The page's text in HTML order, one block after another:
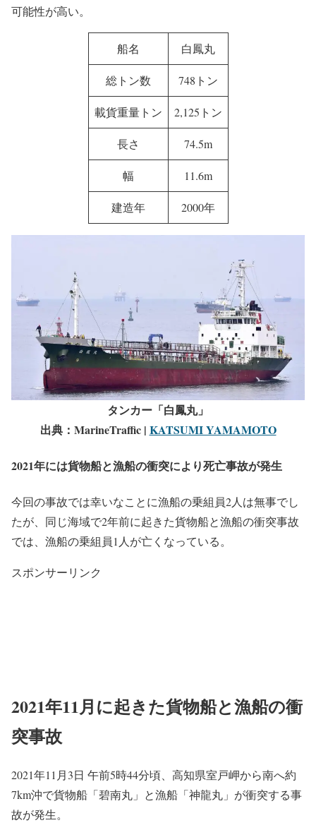
可能性が高い。
船名 白鳳丸
総トン数 748トン
載貨重量トン 2,125トン
長さ 74.5m
幅 11.6m
建造年 2000年
タンカー「白鳳丸」
出典：MarineTraffic | KATSUMI YAMAMOTO
2021年には貨物船と漁船の衝突により死亡事故が発生
今回の事故では幸いなことに漁船の乗組員2人は無事でし
たが、同じ海域で2年前に起きた貨物船と漁船の衝突事故
では、漁船の乗組員1人が亡くなっている。
スポンサーリンク
2021年11月に起きた貨物船と漁船の衝
突事故
2021年11月3日 午前5時44分頃、高知県室戸岬から南へ約
7km沖で貨物船「碧南丸」と漁船「神龍丸」が衝突する事
故が発生。